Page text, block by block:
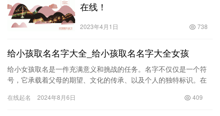
在线！
2023年4月1日 738
给小孩取名名字大全_给小孩取名名字大全女孩
给小女孩取名是一件充满意义和挑战的任务。名字不仅仅是一个符
号，它承载着父母的期望、文化的传承、以及个人的独特标识。在
寄托了…
在线起名 2024年8月6日 409